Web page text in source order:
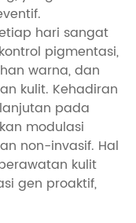
hari sangat
pigmentasi,
warna, dan
kulit. Kehadiran
pada
modulasi
non-invasif. Hal
kulit
gen proaktif,